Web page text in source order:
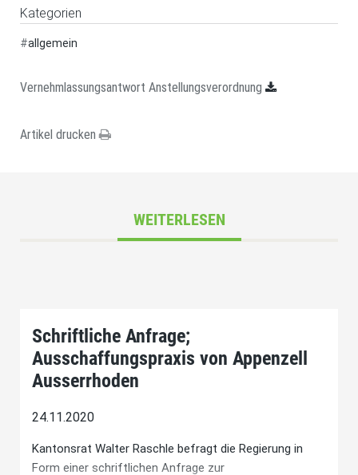
Kategorien
#allgemein
Vernehmlassungsantwort Anstellungsverordnung
Artikel drucken
WEITERLESEN
Schriftliche Anfrage;
Ausschaffungspraxis von Appenzell
Ausserrhoden
24.11.2020
Kantonsrat Walter Raschle befragt die Regierung in
Form einer schriftlichen Anfrage zur